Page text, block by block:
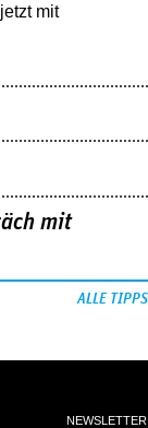
mit
mit
ALLE TIPPS
NEWSLETTER